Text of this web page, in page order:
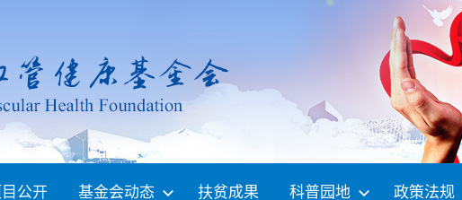
公开 基金会动态 扶贫成果 科普园地 政策法规